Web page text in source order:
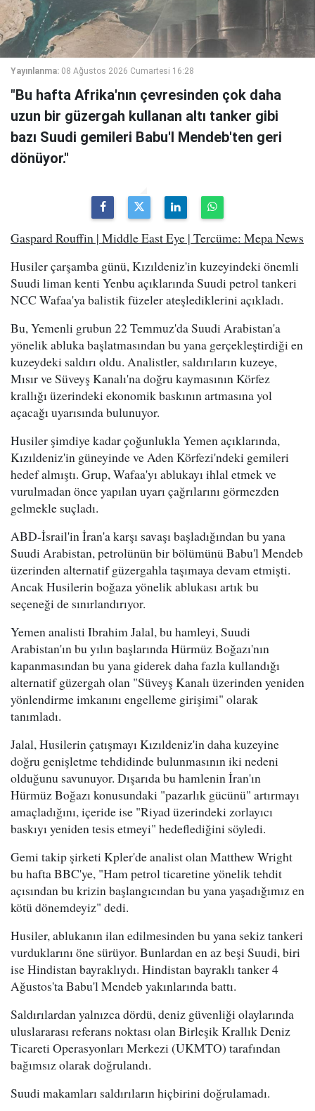
Yayınlanma: 08 Ağustos 2026 Cumartesi 16:28
"Bu hafta Afrika'nın çevresinden çok daha
uzun bir güzergah kullanan altı tanker gibi
bazı Suudi gemileri Babu'l Mendeb'ten geri
dönüyor."
Gaspard Rouffin | Middle East Eye | Tercüme: Mepa News
Husiler çarşamba günü, Kızıldeniz'in kuzeyindeki önemli
Suudi liman kenti Yenbu açıklarında Suudi petrol tankeri
NCC Wafaa'ya balistik füzeler ateşlediklerini açıkladı.
Bu, Yemenli grubun 22 Temmuz'da Suudi Arabistan'a
yönelik abluka başlatmasından bu yana gerçekleştirdiği en
kuzeydeki saldırı oldu. Analistler, saldırıların kuzeye,
Mısır ve Süveyş Kanalı'na doğru kaymasının Körfez
krallığı üzerindeki ekonomik baskının artmasına yol
açacağı uyarısında bulunuyor.
Husiler şimdiye kadar çoğunlukla Yemen açıklarında,
Kızıldeniz'in güneyinde ve Aden Körfezi'ndeki gemileri
hedef almıştı. Grup, Wafaa'yı ablukayı ihlal etmek ve
vurulmadan önce yapılan uyarı çağrılarını görmezden
gelmekle suçladı.
ABD-İsrail'in İran'a karşı savaşı başladığından bu yana
Suudi Arabistan, petrolünün bir bölümünü Babu'l Mendeb
üzerinden alternatif güzergahla taşımaya devam etmişti.
Ancak Husilerin boğaza yönelik ablukası artık bu
seçeneği de sınırlandırıyor.
Yemen analisti Ibrahim Jalal, bu hamleyi, Suudi
Arabistan'ın bu yılın başlarında Hürmüz Boğazı'nın
kapanmasından bu yana giderek daha fazla kullandığı
alternatif güzergah olan "Süveyş Kanalı üzerinden yeniden
yönlendirme imkanını engelleme girişimi" olarak
tanımladı.
Jalal, Husilerin çatışmayı Kızıldeniz'in daha kuzeyine
doğru genişletme tehdidinde bulunmasının iki nedeni
olduğunu savunuyor. Dışarıda bu hamlenin İran'ın
Hürmüz Boğazı konusundaki "pazarlık gücünü" artırmayı
amaçladığını, içeride ise "Riyad üzerindeki zorlayıcı
baskıyı yeniden tesis etmeyi" hedeflediğini söyledi.
Gemi takip şirketi Kpler'de analist olan Matthew Wright
bu hafta BBC'ye, "Ham petrol ticaretine yönelik tehdit
açısından bu krizin başlangıcından bu yana yaşadığımız en
kötü dönemdeyiz" dedi.
Husiler, ablukanın ilan edilmesinden bu yana sekiz tankeri
vurduklarını öne sürüyor. Bunlardan en az beşi Suudi, biri
ise Hindistan bayraklıydı. Hindistan bayraklı tanker 4
Ağustos'ta Babu'l Mendeb yakınlarında battı.
Saldırılardan yalnızca dördü, deniz güvenliği olaylarında
uluslararası referans noktası olan Birleşik Krallık Deniz
Ticareti Operasyonları Merkezi (UKMTO) tarafından
bağımsız olarak doğrulandı.
Suudi makamları saldırıların hiçbirini doğrulamadı.